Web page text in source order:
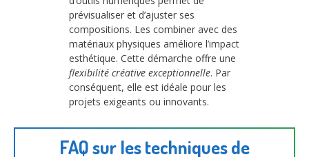
prévisualiser et d’ajuster ses
compositions. Les combiner avec des
matériaux physiques améliore l’impact
esthétique. Cette démarche offre une
flexibilité créative exceptionnelle. Par
conséquent, elle est idéale pour les
projets exigeants ou innovants.
FAQ sur les techniques de